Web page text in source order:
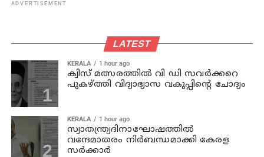
ADVERTISEMENT
LATEST
KERALA 1 hour ago
ക്വിസ് മത്സരത്തില്‍ വി ഡി സവര്‍ക്കറെ
പുകഴ്ത്തി വിദ്യാഭ്യാസ വകുപ്പിന്റെ ചോദ്യം
KERALA 1 hour ago
സ്വാതന്ത്ര്യദിനാഘോഷത്തില്‍
വന്ദേമാതരം നിര്‍ബന്ധമാക്കി കേരള
സര്‍ക്കാര്‍